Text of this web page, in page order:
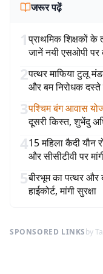
जरूर पढ़ें
1प्राथमिक शिक्षकों के
जानें नयी एसओपी पर
2पत्थर माफिया टुलू
और बम निरोधक
3पश्चिम बंग आवास
दूसरी किस्त, शुभेंदु
415 महिला कैदी यौन
और सीसीटीवी पर
5बीरभूम का पत्थर और
हाईकोर्ट, मांगी सुरक्षा
SPONSORED LINKSby